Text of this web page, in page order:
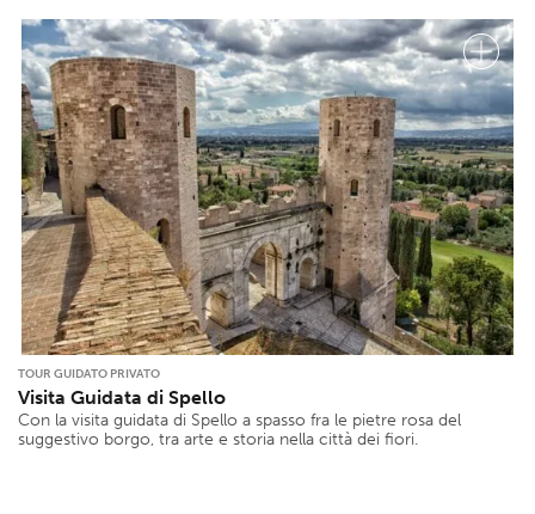
TOUR GUIDATO PRIVATO
Visita Guidata di Spello
Con la visita guidata di Spello a spasso fra le pietre rosa del
suggestivo borgo, tra arte e storia nella città dei fiori.